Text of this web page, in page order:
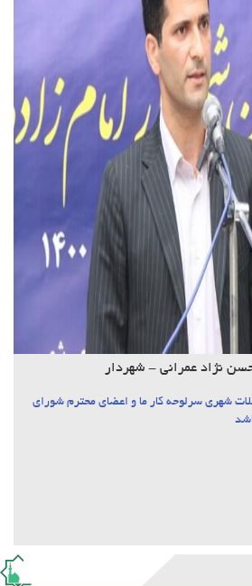
نژاد عمرانی - شهردار
شهری سرلوحه کار ما و اعضای محترم شورای